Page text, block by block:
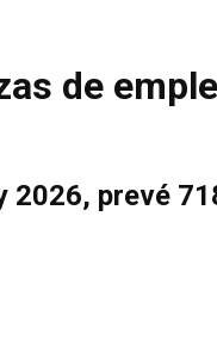
de
2026, prevé